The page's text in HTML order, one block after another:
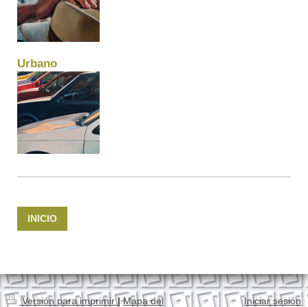
Urbano
INICIO
Versión para imprimir| Mapa del Iniciar sesión